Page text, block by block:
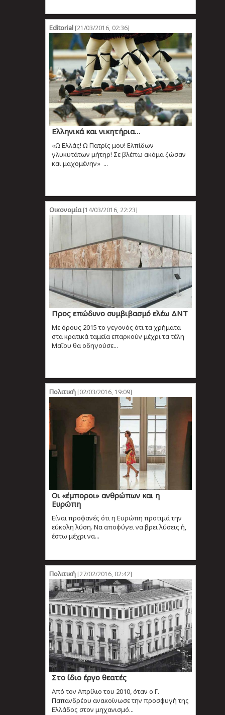
Editorial[21/03/2016, 02:36]
Ελληνικά και νικητήρια…
«Ω Ελλάς! Ω Πατρίς μου! Ελπίδων
γλυκυτάτων μήτηρ! Σε βλέπω ακόμα ζώσαν
και μαχομένην» ...
Οικονομία[14/03/2016, 22:23]
Προς επώδυνο συμβιβασμό ελέω ΔΝΤ
Με όρους 2015 το γεγονός ότι τα χρήματα
στα κρατικά ταμεία επαρκούν μέχρι τα τέλη
Μαΐου θα οδηγούσε...
Πολιτική[02/03/2016, 19:09]
Oι «έμποροι» ανθρώπων και η
Ευρώπη
Είναι προφανές ότι η Ευρώπη προτιμά την
εύκολη λύση. Να αποφύγει να βρει λύσεις ή,
έστω μέχρι να...
Πολιτική[27/02/2016, 02:42]
Στο ίδιο έργο θεατές
Από τον Απρίλιο του 2010, όταν ο Γ.
Παπανδρέου ανακοίνωσε την προσφυγή της
Ελλάδος στον μηχανισμό...